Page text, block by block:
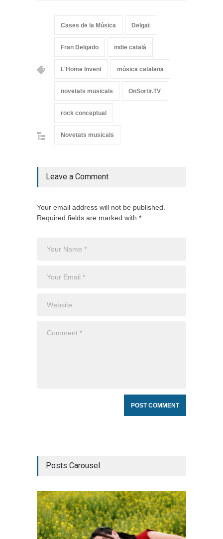
Cases de la Música Delgat
Fran Delgado indie català
L'Home Invent música catalana
novetats musicals OnSortir.TV
rock conceptual
Novetats musicals
Leave a Comment
Your email address will not be published.
Required fields are marked with *
Posts Carousel